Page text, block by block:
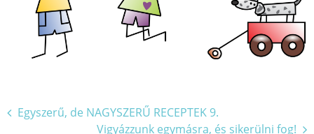
Bejegyzés
Egyszerű, de NAGYSZERŰ RECEPTEK 9.
Vigyázzunk egymásra, és sikerülni fog!